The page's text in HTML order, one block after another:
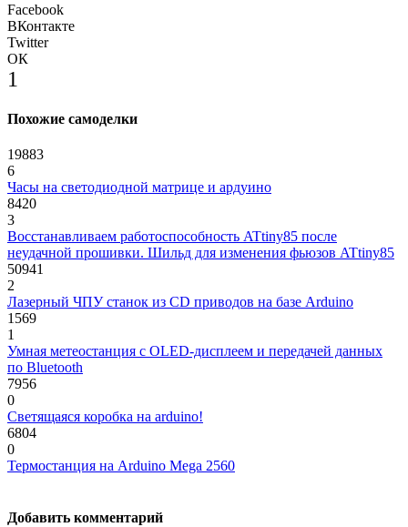
Facebook
ВКонтакте
Twitter
ОК
1
Похожие самоделки
19883
6
Часы на светодиодной матрице и ардуино
8420
3
Восстанавливаем работоспособность ATtiny85 после
неудачной прошивки. Шильд для изменения фьюзов ATtiny85
50941
2
Лазерный ЧПУ станок из CD приводов на базе Arduino
1569
1
Умная метеостанция с OLED-дисплеем и передачей данных
по Bluetooth
7956
0
Светящаяся коробка на arduino!
6804
0
Термостанция на Arduino Mega 2560
Добавить комментарий